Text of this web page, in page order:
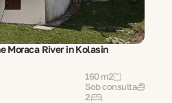
Moraca River in Kolasin
160 m2
Sob consulta
2